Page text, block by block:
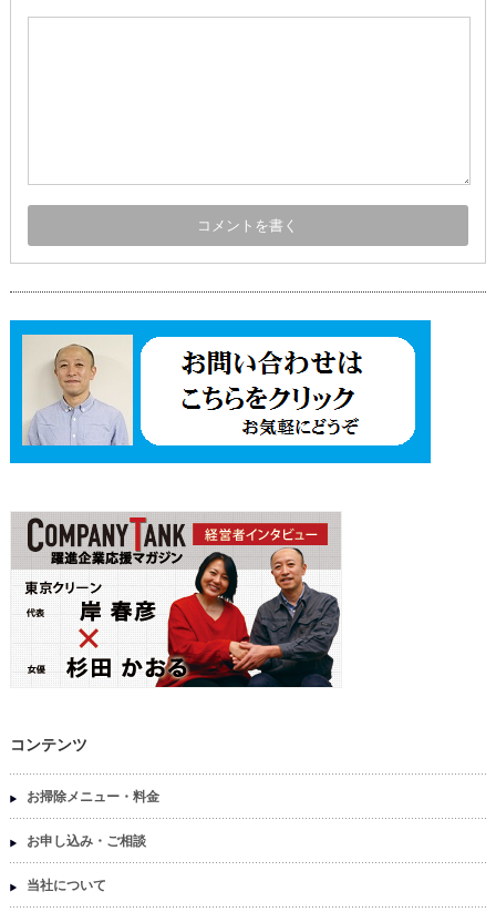
コンテンツ
お掃除メニュー・料金
お申し込み・ご相談
当社について